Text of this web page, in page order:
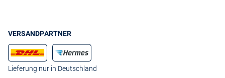
VERSANDPARTNER
Lieferung nur in Deutschland